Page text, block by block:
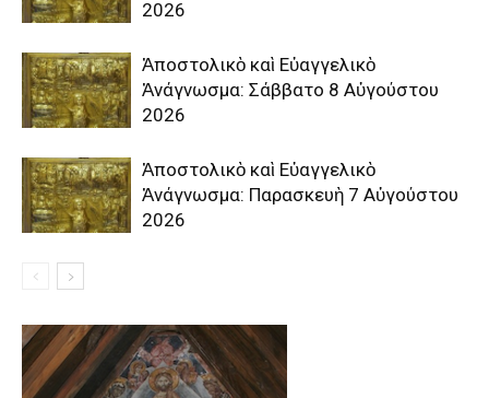
2026
Ἀποστολικὸ καὶ Εὐαγγελικὸ
Ἀνάγνωσμα: Σάββατο 8 Αὐγούστου
2026
Ἀποστολικὸ καὶ Εὐαγγελικὸ
Ἀνάγνωσμα: Παρασκευὴ 7 Αὐγούστου
2026